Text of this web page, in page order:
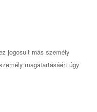
jogosult más személy
magatartásáért úgy